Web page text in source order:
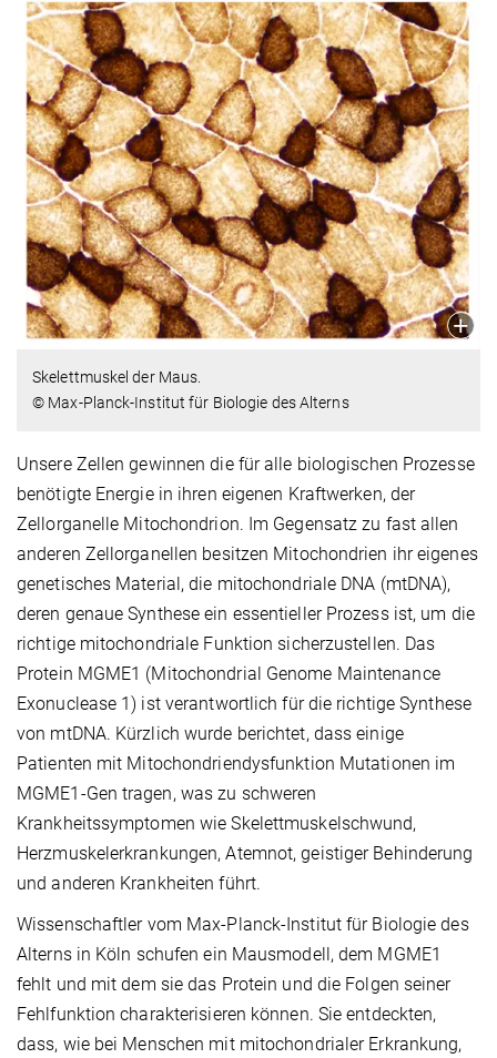
Skelettmuskel der Maus.
© Max-Planck-Institut für Biologie des Alterns
Unsere Zellen gewinnen die für alle biologischen Prozesse
benötigte Energie in ihren eigenen Kraftwerken, der
Zellorganelle Mitochondrion. Im Gegensatz zu fast allen
anderen Zellorganellen besitzen Mitochondrien ihr eigenes
genetisches Material, die mitochondriale DNA (mtDNA),
deren genaue Synthese ein essentieller Prozess ist, um die
richtige mitochondriale Funktion sicherzustellen. Das
Protein MGME1 (Mitochondrial Genome Maintenance
Exonuclease 1) ist verantwortlich für die richtige Synthese
von mtDNA. Kürzlich wurde berichtet, dass einige
Patienten mit Mitochondriendysfunktion Mutationen im
MGME1-Gen tragen, was zu schweren
Krankheitssymptomen wie Skelettmuskelschwund,
Herzmuskelerkrankungen, Atemnot, geistiger Behinderung
und anderen Krankheiten führt.
Wissenschaftler vom Max-Planck-Institut für Biologie des
Alterns in Köln schufen ein Mausmodell, dem MGME1
fehlt und mit dem sie das Protein und die Folgen seiner
Fehlfunktion charakterisieren können. Sie entdeckten,
dass, wie bei Menschen mit mitochondrialer Erkrankung,